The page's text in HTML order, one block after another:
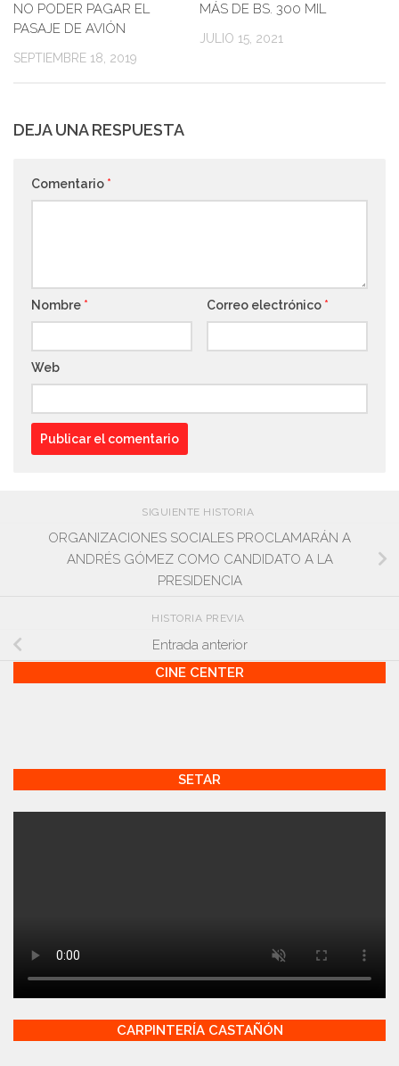
NO PODER PAGAR EL
PASAJE DE AVIÓN
SEPTIEMBRE 18, 2019
MÁS DE BS. 300 MIL
JULIO 15, 2021
DEJA UNA RESPUESTA
Comentario *
Nombre * Correo electrónico *
Web
SIGUIENTE HISTORIA
ORGANIZACIONES SOCIALES PROCLAMARÁN A
ANDRÉS GÓMEZ COMO CANDIDATO A LA
PRESIDENCIA
HISTORIA PREVIA
Entrada anterior
CINE CENTER
SETAR
CARPINTERÍA CASTAÑÓN